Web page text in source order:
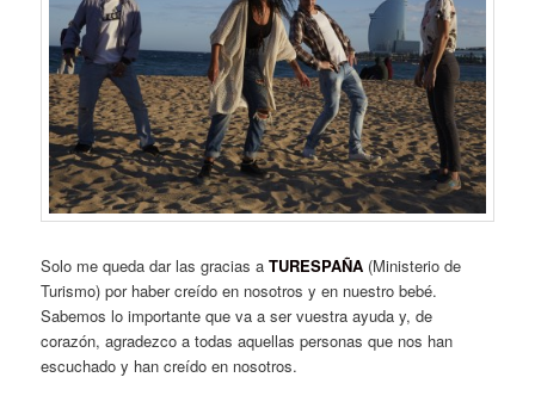
Solo me queda dar las gracias a TURESPAÑA (Ministerio de
Turismo) por haber creído en nosotros y en nuestro bebé.
Sabemos lo importante que va a ser vuestra ayuda y, de
corazón, agradezco a todas aquellas personas que nos han
escuchado y han creído en nosotros.